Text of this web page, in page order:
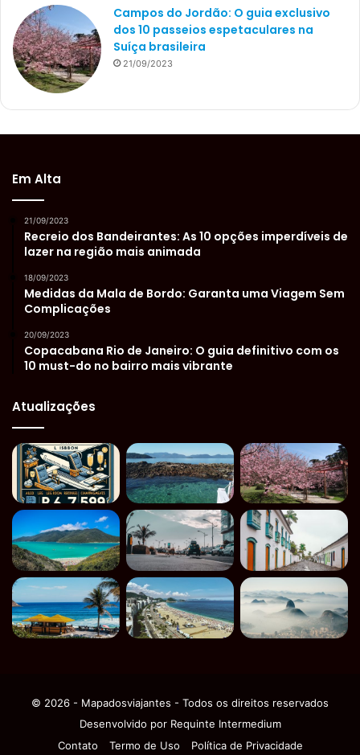
Campos do Jordão: O guia exclusivo
dos 10 passeios espetaculares na
Suíça brasileira
21/09/2023
Em Alta
21/09/2023
Recreio dos Bandeirantes: As 10 opções imperdíveis de
lazer na região mais animada
18/09/2023
Medidas da Mala de Bordo: Garanta uma Viagem Sem
Complicações
20/09/2023
Copacabana Rio de Janeiro: O guia definitivo com os
10 must-do no bairro mais vibrante
Atualizações
© 2026 - Mapadosviajantes - Todos os direitos reservados
Desenvolvido por Requinte Intermedium
Contato
Termo de Uso Política de Privacidade